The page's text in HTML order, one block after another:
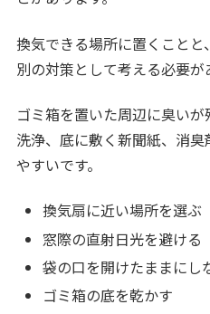
換気できる場所に置くこと
別の対策として考える必要が
ゴミ箱を置いた周辺に臭い
洗浄、底に敷く新聞紙、消
やすいです。
換気扇に近い場所を選ぶ
窓際の直射日光を避ける
袋の口を開けたままにし
ゴミ箱の底を乾かす